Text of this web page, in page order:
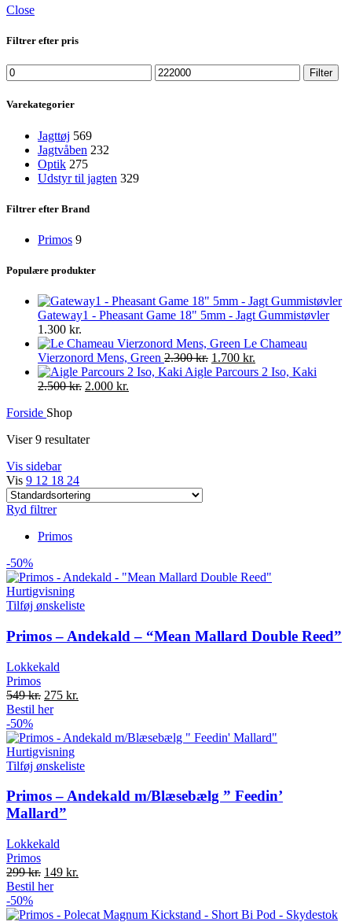
Close
Filtrer efter pris
Mindste
pris
Højeste
pris
Filter
Varekategorier
Jagttøj 569
Jagtvåben 232
Optik 275
Udstyr til jagten 329
Filtrer efter Brand
Primos 9
Populære produkter
Gateway1 - Pheasant Game 18" 5mm - Jagt Gummistøvler
1.300 kr.
Le Chameau
Vierzonord Mens, Green 2.300kr. Original
price
1.700 kr.
price
Aigle Parcours 2 Iso, Kaki
2.500kr. Original
2.000 kr.
Forside Shop
Viser 9 resultater
Vis sidebar
Vis 9 12 18 24
Ryd filtrer
Primos
-50%
Hurtigvisning
Tilføj ønskeliste
Primos – Andekald – “Mean Mallard Double Reed”
Lokkekald
Primos
549kr. Original
price
549 kr..
275 kr.
275 kr..
Bestil her
-50%
Hurtigvisning
Tilføj ønskeliste
Primos – Andekald m/Blæsebælg ” Feedin’
Mallard”
Lokkekald
Primos
299kr. Original
price
299 kr..
149 kr.
149 kr..
Bestil her
-50%